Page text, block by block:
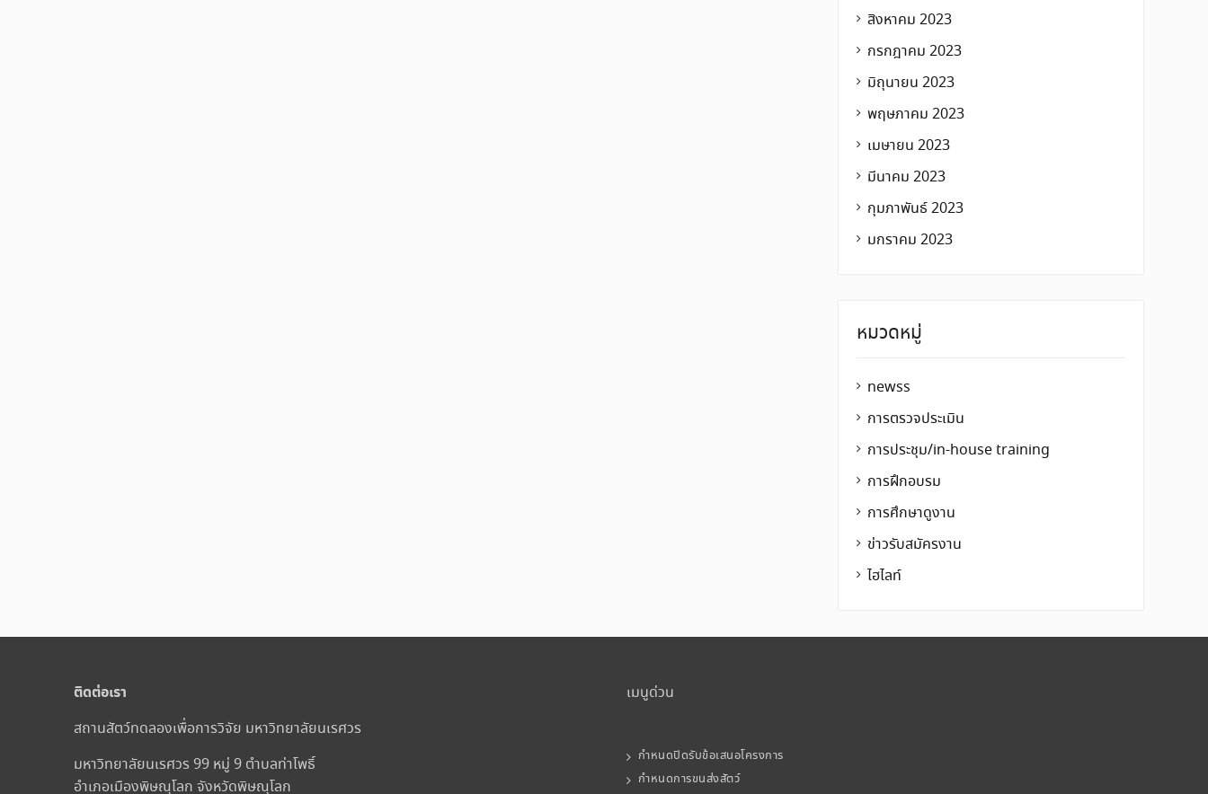
สิงหาคม 2023
กรกฎาคม 2023
มิถุนายน 2023
พฤษภาคม 2023
เมษายน 2023
มีนาคม 2023
กุมภาพันธ์ 2023
มกราคม 2023
หมวดหมู่
newss
การตรวจประเมิน
การประชุม/in-house training
การฝึกอบรม
การศึกษาดูงาน
ข่าวรับสมัครงาน
ไฮไลท์
ติดต่อเรา
สถานสัตว์ทดลองเพื่อการวิจัย มหาวิทยาลัยนเรศวร
มหาวิทยาลัยนเรศวร 99 หมู่ 9 ตำบลท่าโพธิ์
อำเภอเมืองพิษณุโลก จังหวัดพิษณุโลก
เมนูด่วน
กำหนดปิดรับข้อเสนอโครงการ
กำหนดการขนส่งสัตว์